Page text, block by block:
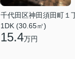
千代田区神田須田町１
1DK (30.65㎡)
15.4万円